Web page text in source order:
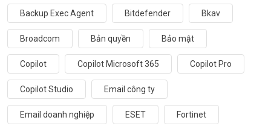
Backup Exec Agent Bitdefender Bkav
Broadcom Bản quyền Bảo mật
Copilot Copilot Microsoft 365 Copilot Pro
Copilot Studio Email công ty
Email doanh nghiệp ESET Fortinet